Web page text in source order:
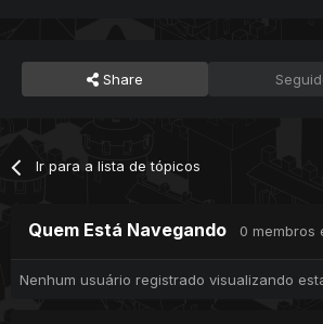
Share
Ir para a lista de tópicos
Quem Está Navegando 0 membros
Nenhum usuário registrado visualizando